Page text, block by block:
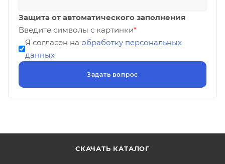
Защита от автоматического заполнения
Введите символы с картинки*
Я согласен на обработку персональных
данных
СКАЧАТЬ КАТАЛОГ